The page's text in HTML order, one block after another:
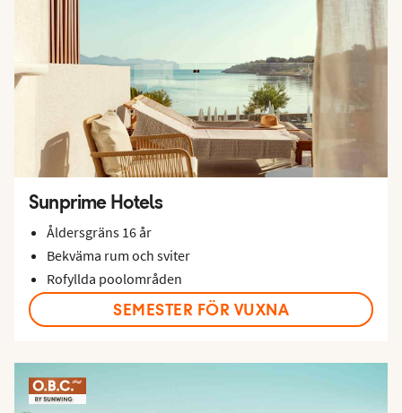
Sunprime Hotels
Åldersgräns 16 år
Bekväma rum och sviter
Rofyllda poolområden
SEMESTER FÖR VUXNA